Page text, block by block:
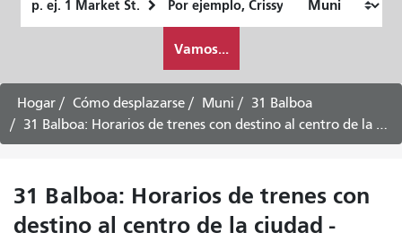
de
quiero
viajar
Vamos...
Hogar Cómo desplazarse Muni
31 Balboa
31 Balboa: Horarios de trenes con destino al centro de la ciudad -
31 Balboa: Horarios de trenes con
destino al centro de la ciudad -